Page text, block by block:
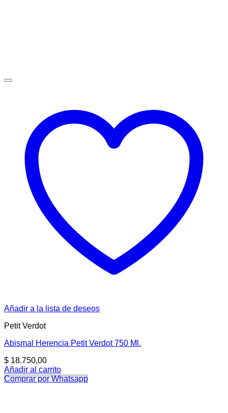
Añadir a la lista de deseos
Petit Verdot
Abismal Herencia Petit Verdot 750 Ml.
$ 18.750,00
Añadir al carrito
Comprar por Whatsapp